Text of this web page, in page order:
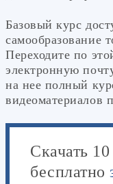
Базовый курс
самообразование
Переходите по
электронную
на нее полный
видеоматериалов
Скачать
бесплатно